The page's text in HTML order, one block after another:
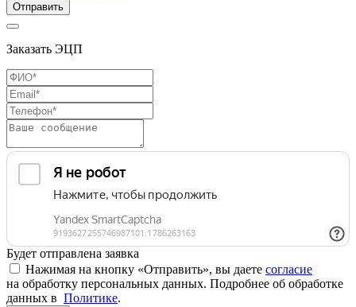
Отправить
Заказать ЭЦП
Будет отправлена заявка
Нажимая на кнопку «Отправить», вы даете согласие
на обработку персональных данных. Подробнее об обработке
данных в Политике.